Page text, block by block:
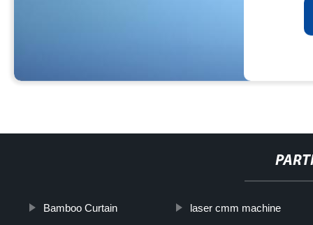
Bamboo Curtain laser cmm machine